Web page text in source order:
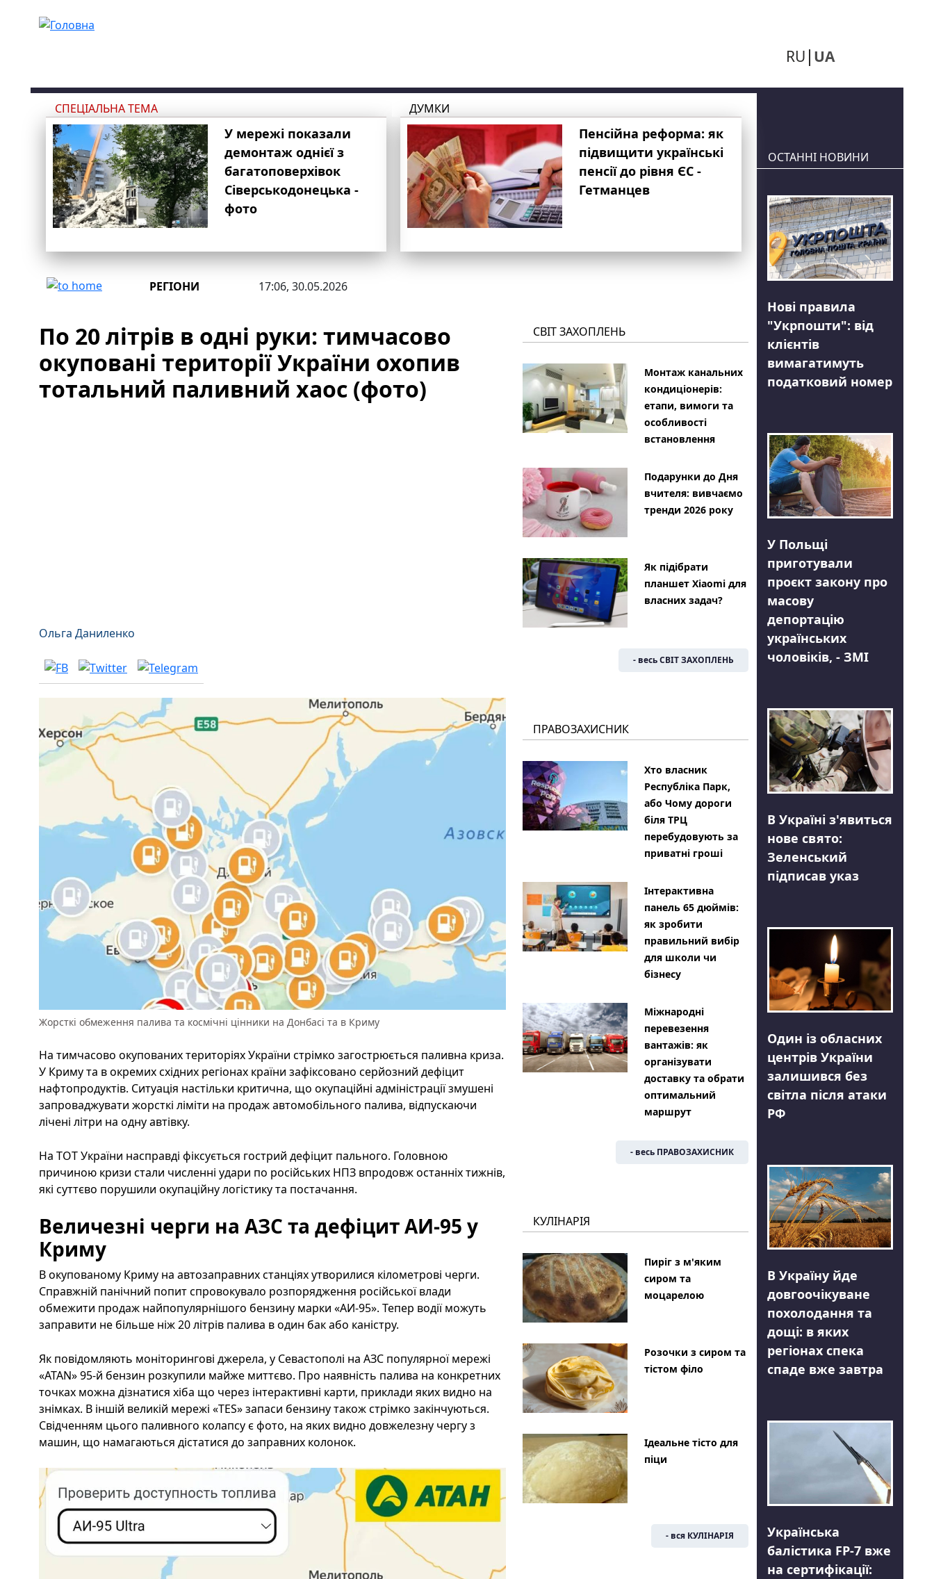
RU UA
СПЕЦІАЛЬНА ТЕМА
У мережі показали
демонтаж однієї з
багатоповерхівок
Сіверськодонецька -
фото
ДУМКИ
Пенсійна реформа: як
підвищити українські
пенсії до рівня ЄС -
Гетманцев
РЕГІОНИ 17:06, 30.05.2026
По 20 літрів в одні руки: тимчасово
окуповані території України охопив
тотальний паливний хаос (фото)
Ольга Даниленко
Жорсткі обмеження палива та космічні цінники на Донбасі та в Криму
На тимчасово окупованих територіях України стрімко загострюється паливна криза.
У Криму та в окремих східних регіонах країни зафіксовано серйозний дефіцит
нафтопродуктів. Ситуація настільки критична, що окупаційні адміністрації змушені
запроваджувати жорсткі ліміти на продаж автомобільного палива, відпускаючи
лічені літри на одну автівку.
На ТОТ України насправді фіксується гострий дефіцит пального. Головною
причиною кризи стали численні удари по російських НПЗ впродовж останніх тижнів,
які суттєво порушили окупаційну логістику та постачання.
Величезні черги на АЗС та дефіцит АИ-95 у
Криму
В окупованому Криму на автозаправних станціях утворилися кілометрові черги.
Справжній панічний попит спровокувало розпорядження російської влади
обмежити продаж найпопулярнішого бензину марки «АИ-95». Тепер водії можуть
заправити не більше ніж 20 літрів палива в один бак або каністру.
Як повідомляють моніторингові джерела, у Севастополі на АЗС популярної мережі
«ATAN» 95-й бензин розкупили майже миттєво. Про наявність палива на конкретних
точках можна дізнатися хіба що через інтерактивні карти, приклади яких видно на
знімках. В іншій великій мережі «TES» запаси бензину також стрімко закінчуються.
Свідченням цього паливного колапсу є фото, на яких видно довжелезну чергу з
машин, що намагаються дістатися до заправних колонок.
СВІТ ЗАХОПЛЕНЬ
Монтаж канальних
кондиціонерів:
етапи, вимоги та
особливості
встановлення
Подарунки до Дня
вчителя: вивчаємо
тренди 2026 року
Як підібрати
планшет Xiaomi для
власних задач?
- весь СВІТ ЗАХОПЛЕНЬ
ПРАВОЗАХИСНИК
Хто власник
Республіка Парк,
або Чому дороги
біля ТРЦ
перебудовують за
приватні гроші
Інтерактивна
панель 65 дюймів:
як зробити
правильний вибір
для школи чи
бізнесу
Міжнародні
перевезення
вантажів: як
організувати
доставку та обрати
оптимальний
маршрут
- весь ПРАВОЗАХИСНИК
КУЛІНАРІЯ
Пиріг з м'яким
сиром та
моцарелою
Розочки з сиром та
тістом філо
Ідеальне тісто для
піци
- вся КУЛІНАРІЯ
ОСТАННІ НОВИНИ
Нові правила
"Укрпошти": від
клієнтів
вимагатимуть
податковий номер
У Польщі
приготували
проєкт закону про
масову
депортацію
українських
чоловіків, - ЗМІ
В Україні з'явиться
нове свято:
Зеленський
підписав указ
Один із обласних
центрів України
залишився без
світла після атаки
РФ
В Україну йде
довгоочікуване
похолодання та
дощі: в яких
регіонах спека
спаде вже завтра
Українська
балістика FP-7 вже
на сертифікації: